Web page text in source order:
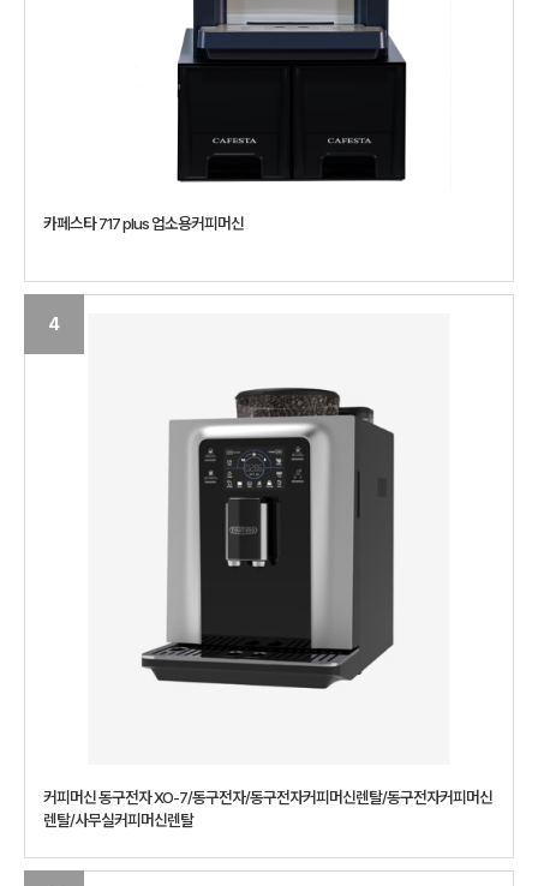
카페스타 717 plus 업소용커피머신
4
커피머신 동구전자 XO-7/동구전자/동구전자커피머신렌탈/동구전자커피머신
렌탈/사무실커피머신렌탈